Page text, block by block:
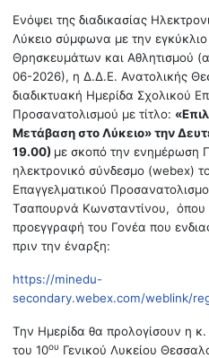
Ενόψει της διαδικασίας
Λύκειο σύμφωνα με την εγκύκλιο
Θρησκευμάτων και Αθλητισμού
06-2026), η Δ.Δ.Ε. Ανατολικής
διαδικτυακή Ημερίδα Σχολικού
Προσανατολισμού με τίτλο:
Μετάβαση στο Λύκειο» την
19.00) με σκοπό την ενημέρωση
ηλεκτρονικό σύνδεσμο (webex)
Επαγγελματικού
Τσαπουρνά Κωνσταντίνου, όπου
προεγγραφή του Γονέα που
πριν την έναρξη:
https://minedu-
secondary.webex.com/weblink/
Την Ημερίδα θα προλογίσουν η κ.
του 10ου Γενικού Λυκείου